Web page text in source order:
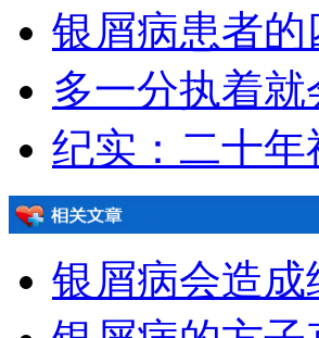
银屑病患者的
多一分执着
纪实：二十
银屑病会造